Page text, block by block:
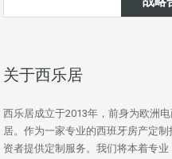
关于西乐居
西乐居成立于2013年，前身为欧洲
居。作为一家专业的西班牙房产定
资者提供定制服务。我们将本着专